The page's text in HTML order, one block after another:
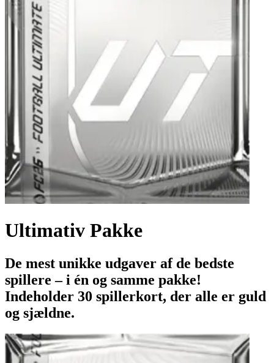
Ultimativ Pakke
De mest unikke udgaver af de bedste
spillere – i én og samme pakke!
Indeholder 30 spillerkort, der alle er guld
og sjældne.